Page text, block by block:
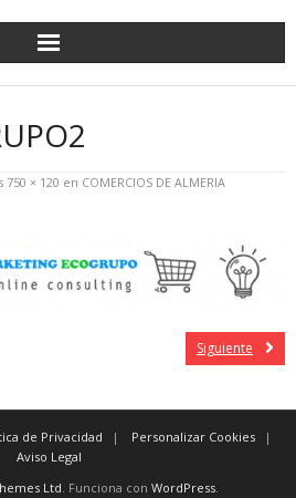
750 × 120 en COMERCIOS DE ALMERIA
Siguiente
de Privacidad
Personalizar Cookies
Aviso Legal
Ltd. Funciona con WordPress.